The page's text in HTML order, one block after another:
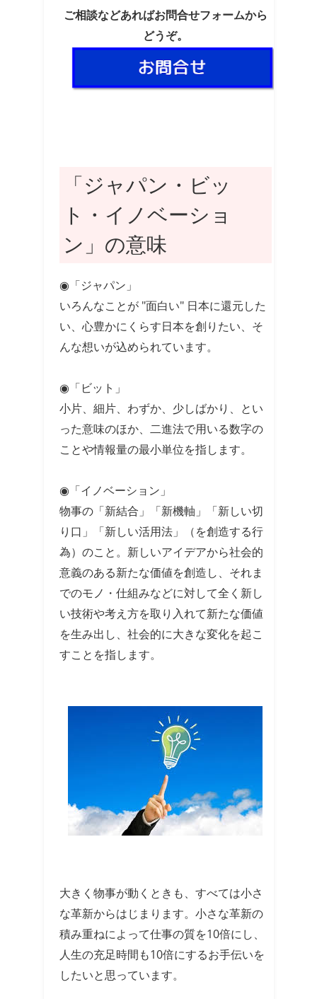
ご相談などあればお問合せフォームから
どうぞ。
「ジャパン・ビッ
ト・イノベーショ
ン」の意味
◉「ジャパン」
いろんなことが "面白い" 日本に還元した
い、心豊かにくらす日本を創りたい、そ
んな想いが込められています。
◉「ビット」
小片、細片、わずか、少しばかり、とい
った意味のほか、二進法で用いる数字の
ことや情報量の最小単位を指します。
◉「イノベーション」
物事の「新結合」「新機軸」「新しい切
り口」「新しい活用法」（を創造する行
為）のこと。新しいアイデアから社会的
意義のある新たな価値を創造し、それま
でのモノ・仕組みなどに対して全く新し
い技術や考え方を取り入れて新たな価値
を生み出し、社会的に大きな変化を起こ
すことを指します。
大きく物事が動くときも、すべては小さ
な革新からはじまります。小さな革新の
積み重ねによって仕事の質を10倍にし、
人生の充足時間も10倍にするお手伝いを
したいと思っています。